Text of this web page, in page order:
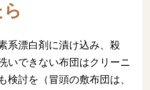
系漂白剤に漬け込み、殺
いできない布団はクリーニ
討を（冒頭の敷布団は、